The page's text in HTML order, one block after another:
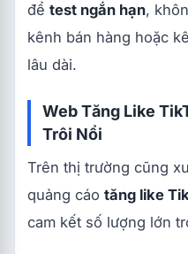
để test ngắn hạn,
kênh bán hàng hoặc
lâu dài.
Web Tăng Like
Trôi Nổi
Trên thị trường cũng
quảng cáo tăng like
cam kết số lượng lớn